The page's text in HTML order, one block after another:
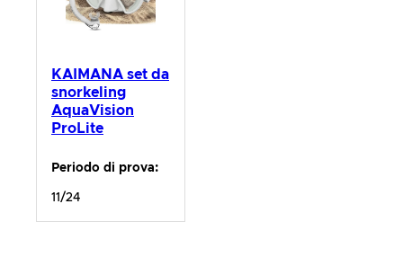
KAIMANA set da
snorkeling
AquaVision
ProLite
Periodo di prova:
11/24